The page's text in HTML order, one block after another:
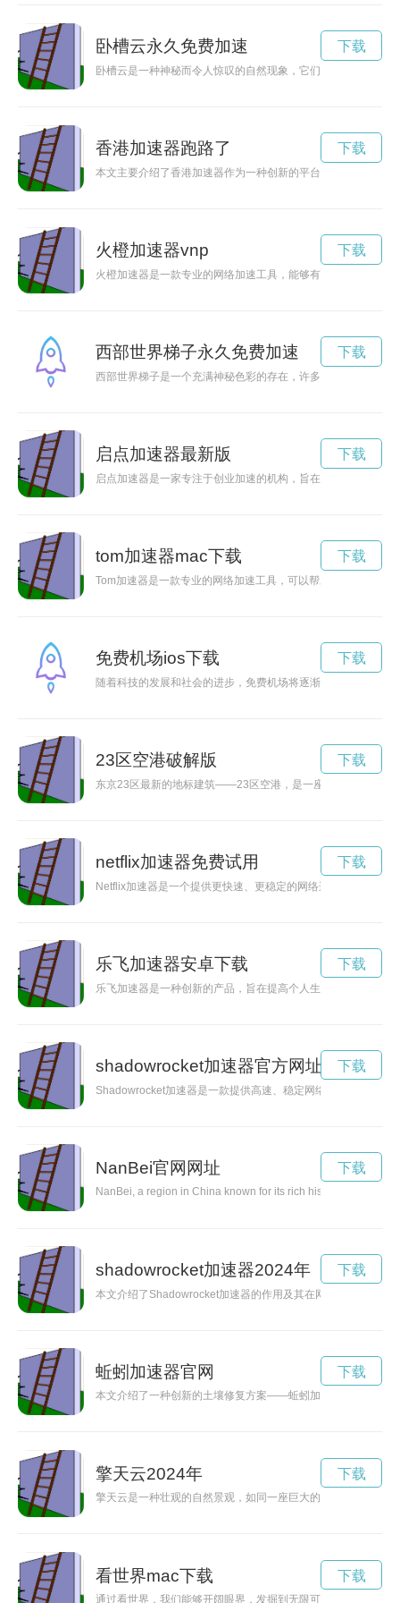
卧槽云永久免费加速
卧槽云是一种神秘而令人惊叹的自然现象，它们犹如被风吹拂
下载
香港加速器跑路了
本文主要介绍了香港加速器作为一种创新的平台，如何为创业
下载
火橙加速器vnp
火橙加速器是一款专业的网络加速工具，能够有效提升网络速
下载
西部世界梯子永久免费加速
西部世界梯子是一个充满神秘色彩的存在，许多人都对它心生
下载
启点加速器最新版
启点加速器是一家专注于创业加速的机构，旨在帮助创业者快
下载
tom加速器mac下载
Tom加速器是一款专业的网络加速工具，可以帮助用户提升网
下载
免费机场ios下载
随着科技的发展和社会的进步，免费机场将逐渐成为现实。这
下载
23区空港破解版
东京23区最新的地标建筑——23区空港，是一座集合了航空、
下载
netflix加速器免费试用
Netflix加速器是一个提供更快速、更稳定的网络连接，为用户
下载
乐飞加速器安卓下载
乐飞加速器是一种创新的产品，旨在提高个人生活的效率，增
下载
shadowrocket加速器官方网址
Shadowrocket加速器是一款提供高速、稳定网络连接的工具，
下载
NanBei官网网址
NanBei, a region in China known for its rich history and
下载
shadowrocket加速器2024年
本文介绍了Shadowrocket加速器的作用及其在网络连接中带来
下载
蚯蚓加速器官网
本文介绍了一种创新的土壤修复方案——蚯蚓加速器。通过利用
下载
擎天云2024年
擎天云是一种壮观的自然景观，如同一座巨大的城堡横亘在天
下载
看世界mac下载
通过看世界，我们能够开阔眼界，发掘到无限可能的奇迹与美妙
下载